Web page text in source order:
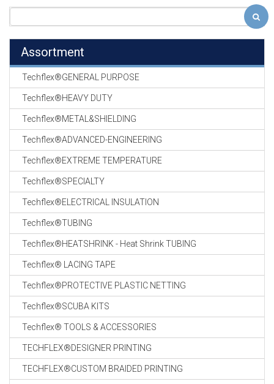
Assortment
Techflex®GENERAL PURPOSE
Techflex®HEAVY DUTY
Techflex®METAL&SHIELDING
Techflex®ADVANCED-ENGINEERING
Techflex®EXTREME TEMPERATURE
Techflex®SPECIALTY
Techflex®ELECTRICAL INSULATION
Techflex®TUBING
Techflex®HEATSHRINK - Heat Shrink TUBING
Techflex® LACING TAPE
Techflex®PROTECTIVE PLASTIC NETTING
Techflex®SCUBA KITS
Techflex® TOOLS & ACCESSORIES
TECHFLEX®DESIGNER PRINTING
TECHFLEX®CUSTOM BRAIDED PRINTING